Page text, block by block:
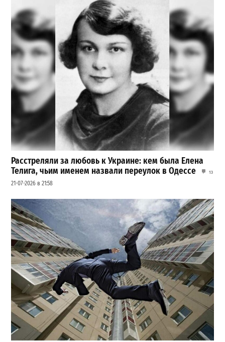
Расстреляли за любовь к Украине: кем была Елена
Телига, чьим именем назвали переулок в Одессе
13
21-07-2026 в 21:58